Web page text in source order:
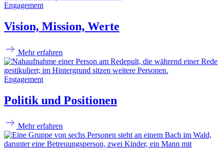
Engagement
Vision, Mission, Werte
Mehr erfahren
Engagement
Politik und Positionen
Mehr erfahren